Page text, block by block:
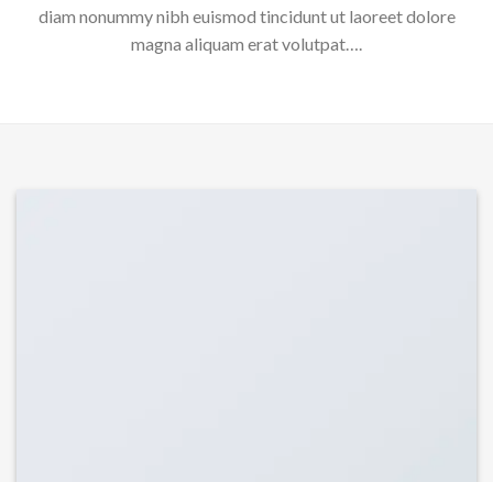
diam nonummy nibh euismod tincidunt ut laoreet dolore
magna aliquam erat volutpat….